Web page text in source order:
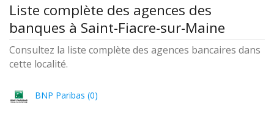
Liste complète des agences des
banques à Saint-Fiacre-sur-Maine
Consultez la liste complète des agences bancaires dans
cette localité.
BNP Paribas (0)